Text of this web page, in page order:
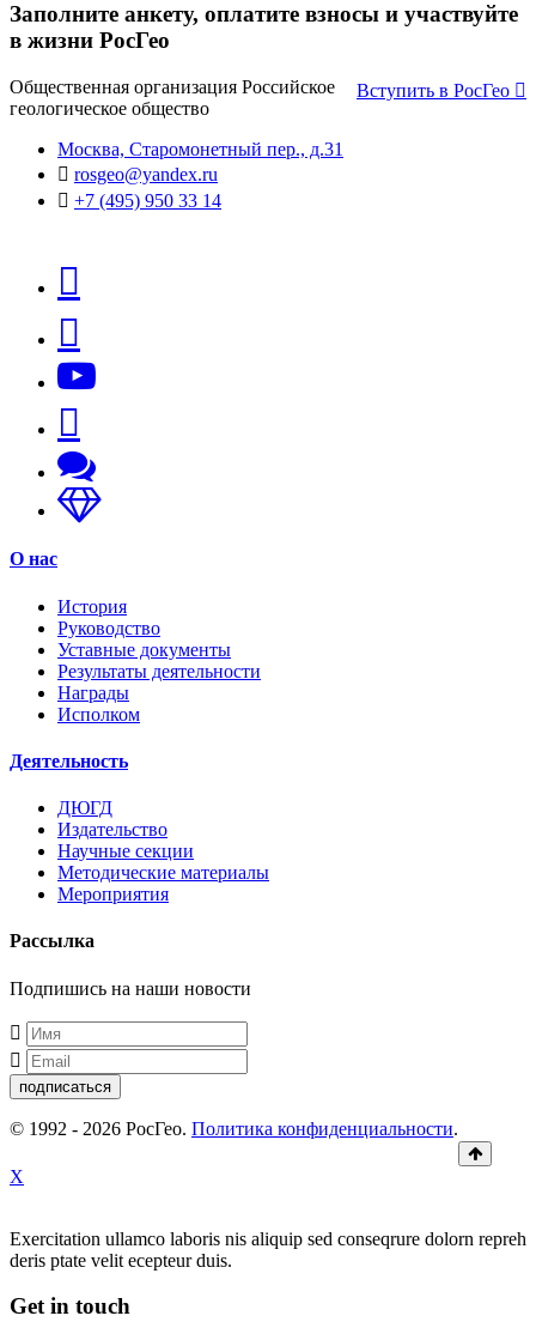
Заполните анкету, оплатите взносы и участвуйте
в жизни РосГео
Вступить в РосГео
Общественная организация Российское
геологическое общество
Москва, Старомонетный пер., д.31
rosgeo@yandex.ru
+7 (495) 950 33 14
О нас
История
Руководство
Уставные документы
Результаты деятельности
Награды
Исполком
Деятельность
ДЮГД
Издательство
Научные секции
Методические материалы
Мероприятия
Рассылка
Подпишись на наши новости
подписаться
© 1992 - 2026 РосГео. Политика конфиденциальности.
X
Exercitation ullamco laboris nis aliquip sed conseqrure dolorn repreh
deris ptate velit ecepteur duis.
Get in touch